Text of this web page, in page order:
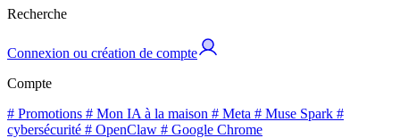
Recherche
Connexion ou création de compte
Compte
# Promotions # Mon IA à la maison # Meta # Muse Spark #
cybersécurité # OpenClaw # Google Chrome